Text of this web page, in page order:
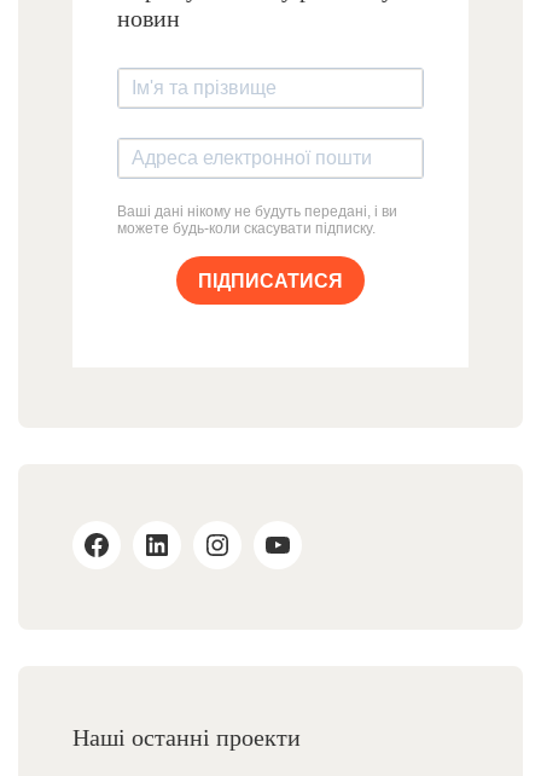
новин
Ваші дані нікому не будуть передані, і ви
можете будь-коли скасувати підписку.
ПІДПИСАТИСЯ
Наші останні проекти